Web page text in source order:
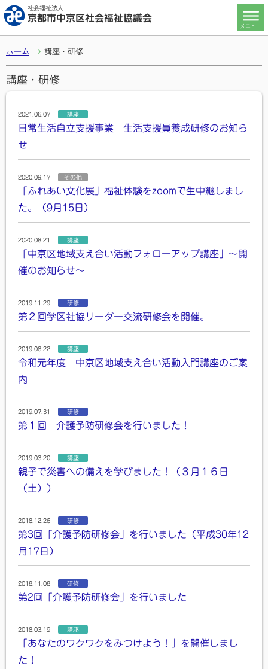
社会福祉法人
京都市中京区社会福祉協議会
メニュー
ホーム 講座・研修
講座・研修
2021.06.07 講座
日常生活自立支援事業 生活支援員養成研修のお知ら
せ
2020.09.17 その他
「ふれあい文化展」福祉体験をzoomで生中継しまし
た。（9月15日）
2020.08.21 講座
「中京区地域支え合い活動フォローアップ講座」～開
催のお知らせ～
2019.11.29 研修
第２回学区社協リーダー交流研修会を開催。
2019.08.22 講座
令和元年度 中京区地域支え合い活動入門講座のご案
内
2019.07.31 研修
第１回 介護予防研修会を行いました！
2019.03.20 講座
親子で災害への備えを学びました！（３月１６日
（土））
2018.12.26 研修
第3回「介護予防研修会」を行いました（平成30年12
月17日）
2018.11.08 研修
第2回「介護予防研修会」を行いました
2018.03.19 講座
「あなたのワクワクをみつけよう！」を開催しまし
た！